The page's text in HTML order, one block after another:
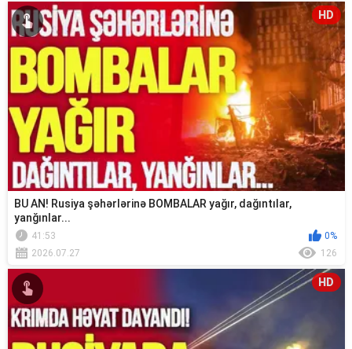
HD
BU AN! Rusiya şəhərlərinə BOMBALAR yağır, dağıntılar,
yanğınlar...
41:53
0%
2026.07.27
126
HD